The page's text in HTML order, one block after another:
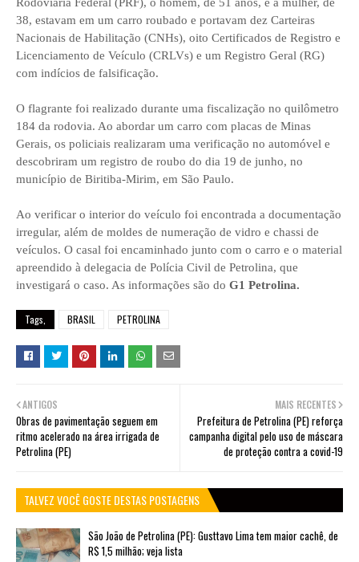
Rodoviária Federal (PRF), o homem, de 51 anos, e a mulher, de
38, estavam em um carro roubado e portavam dez Carteiras
Nacionais de Habilitação (CNHs), oito Certificados de Registro e
Licenciamento de Veículo (CRLVs) e um Registro Geral (RG)
com indícios de falsificação.
O flagrante foi realizado durante uma fiscalização no quilômetro
184 da rodovia. Ao abordar um carro com placas de Minas
Gerais, os policiais realizaram uma verificação no automóvel e
descobriram um registro de roubo do dia 19 de junho, no
município de Biritiba-Mirim, em São Paulo.
Ao verificar o interior do veículo foi encontrada a documentação
irregular, além de moldes de numeração de vidro e chassi de
veículos. O casal foi encaminhado junto com o carro e o material
apreendido à delegacia de Polícia Civil de Petrolina, que
investigará o caso. As informações são do G1 Petrolina.
Tags, BRASIL PETROLINA
MAIS RECENTES
Prefeitura de Petrolina (PE) reforça
campanha digital pelo uso de máscara
de proteção contra a covid-19
ANTIGOS
Obras de pavimentação seguem em
ritmo acelerado na área irrigada de
Petrolina (PE)
TALVEZ VOCÊ GOSTE DESTAS POSTAGENS
São João de Petrolina (PE): Gusttavo Lima tem maior cachê, de
R$ 1,5 milhão; veja lista